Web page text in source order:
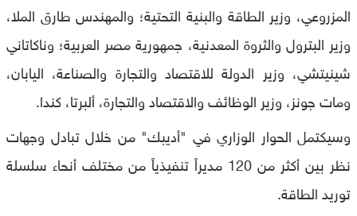
المزروعي، وزير الطاقة والبنية التحتية؛ والمهندس طارق الملا،
وزير البترول والثروة المعدنية، جمهورية مصر العربية؛ وناكاتاني
شينيتشي، وزير الدولة للاقتصاد والتجارة والصناعة، اليابان،
ومات جونز، وزير الوظائف والاقتصاد والتجارة، ألبرتا، كندا.
وسيكتمل الحوار الوزاري في "أديبك" من خلال تبادل وجهات
نظر بين أكثر من 120 مديراً تنفيذياً من مختلف أنحاء سلسلة
توريد الطاقة.